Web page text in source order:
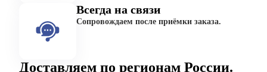
Всегда на связи
Сопровождаем после приёмки заказа.
Доставляем по регионам России.